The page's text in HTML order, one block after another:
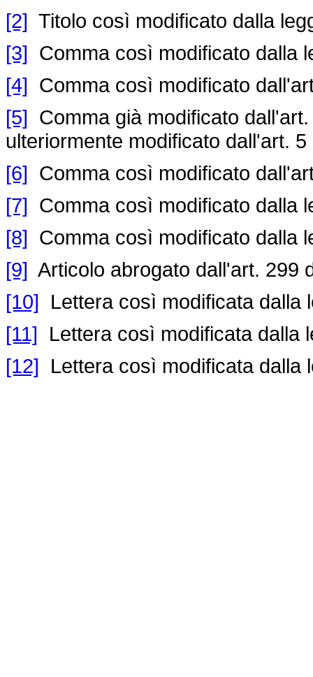
[2] Titolo così modificato dalla
[3] Comma così modificato dalla
[4] Comma così modificato
[5] Comma già modificato
ulteriormente modificato dall'art.
[6] Comma così modificato
[7] Comma così modificato dalla
[8] Comma così modificato dalla
[9] Articolo abrogato dall'art. 299
[10] Lettera così modificata dalla
[11] Lettera così modificata dalla
[12] Lettera così modificata dalla